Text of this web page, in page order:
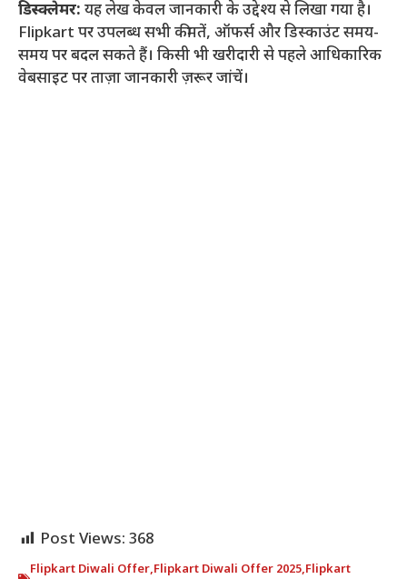
डिस्क्लेमर: यह लेख केवल जानकारी के उद्देश्य से लिखा गया है।
Flipkart पर उपलब्ध सभी कीमतें, ऑफर्स और डिस्काउंट समय-
समय पर बदल सकते हैं। किसी भी खरीदारी से पहले आधिकारिक
वेबसाइट पर ताज़ा जानकारी ज़रूर जांचें।
Post Views: 368
Flipkart Diwali Offer,Flipkart Diwali Offer 2025,Flipkart